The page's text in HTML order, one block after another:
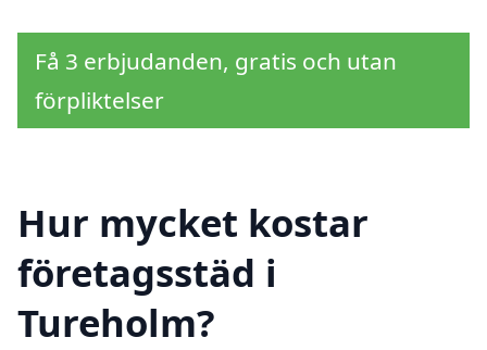
Få 3 erbjudanden, gratis och utan
förpliktelser
Hur mycket kostar
företagsstäd i
Tureholm?